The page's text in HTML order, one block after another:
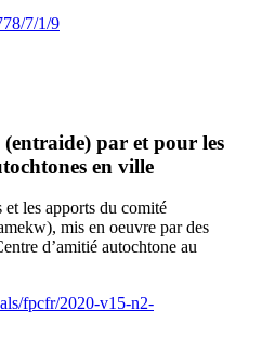
7/1/9
par et pour les
en ville
et les apports du comité
mis en oeuvre par des
d’amitié autochtone au
fpcfr/2020-v15-n2-